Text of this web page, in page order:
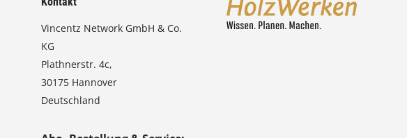
Vincentz Network GmbH & Co.
KG
Plathnerstr. 4c,
30175 Hannover
Deutschland